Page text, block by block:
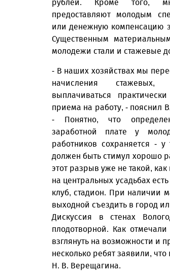
рублей. Кроме того,
предоставляют молодым
или денежную компенсацию
Существенным
молодежи стали и стажевые
- В наших хозяйствах мы
начисления
выплачиваться
приема на работу, - пояснил
- Понятно, что
заработной плате у
работников сохраняется -
должен быть стимул хорошо
этот разрыв уже не такой, как
на центральных усадьбах
клуб, стадион. При наличии
выходной съездить в город
Дискуссия в стенах
плодотворной. Как
взглянуть на возможности и
несколько ребят заявили,
Н. В. Верещагина.